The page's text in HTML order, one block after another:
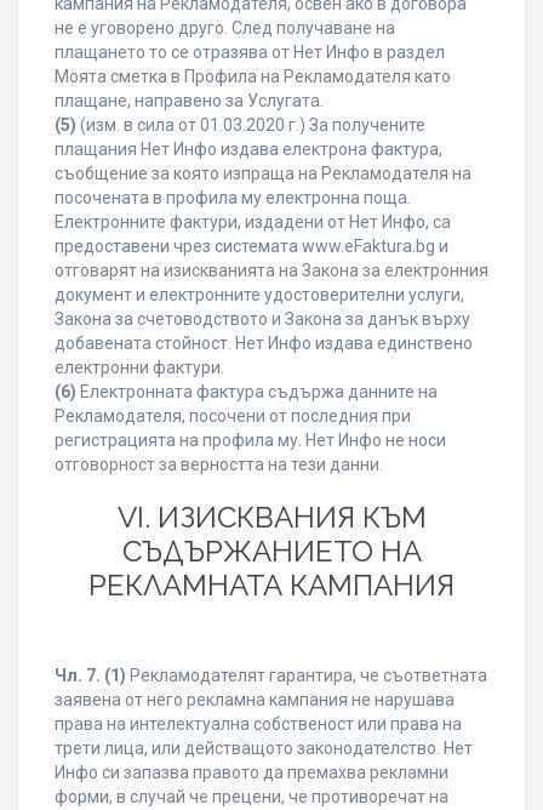
не е уговорено друго. След получаване на
плащането то се отразява от Нет Инфо в раздел
Моята сметка в Профила на Рекламодателя като
плащане, направено за Услугата.
(5) (изм. в сила от 01.03.2020 г.) За получените
плащания Нет Инфо издава електрона фактура,
съобщение за която изпраща на Рекламодателя на
посочената в профила му електронна поща.
Електронните фактури, издадени от Нет Инфо, са
предоставени чрез системата www.eFaktura.bg и
отговарят на изискванията на Закона за електронния
документ и електронните удостоверителни услуги,
Закона за счетоводството и Закона за данък върху
добавената стойност. Нет Инфо издава единствено
електронни фактури.
(6) Електронната фактура съдържа данните на
Рекламодателя, посочени от последния при
регистрацията на профила му. Нет Инфо не носи
отговорност за верността на тези данни.
VI. ИЗИСКВАНИЯ КЪМ
СЪДЪРЖАНИЕТО НА
РЕКЛАМНАТА КАМПАНИЯ
Чл. 7. (1) Рекламодателят гарантира, че съответната
заявена от него рекламна кампания не нарушава
права на интелектуална собственост или права на
трети лица, или действащото законодателство. Нет
Инфо си запазва правото да премахва рекламни
форми, в случай че прецени, че противоречат на